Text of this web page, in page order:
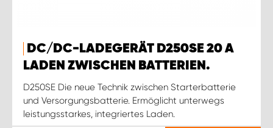
DC/DC-LADEGERÄT D250SE 20 A
LADEN ZWISCHEN BATTERIEN.
D250SE Die neue Technik zwischen Starterbatterie
und Versorgungsbatterie. Ermöglicht unterwegs
leistungsstarkes, integriertes Laden.